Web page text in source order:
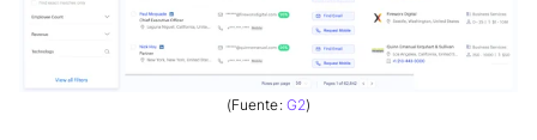
(Fuente: G2)